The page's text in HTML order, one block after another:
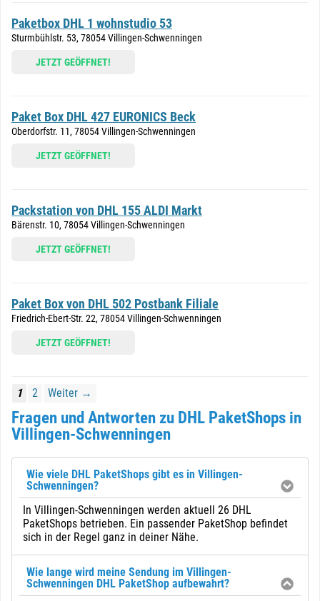
Paketbox DHL 1 wohnstudio 53
Sturmbühlstr. 53, 78054 Villingen-Schwenningen
JETZT GEÖFFNET!
Paket Box DHL 427 EURONICS Beck
Oberdorfstr. 11, 78054 Villingen-Schwenningen
JETZT GEÖFFNET!
Packstation von DHL 155 ALDI Markt
Bärenstr. 10, 78054 Villingen-Schwenningen
JETZT GEÖFFNET!
Paket Box von DHL 502 Postbank Filiale
Friedrich-Ebert-Str. 22, 78054 Villingen-Schwenningen
JETZT GEÖFFNET!
1 2 Weiter →
Fragen und Antworten zu DHL PaketShops in
Villingen-Schwenningen
Wie viele DHL PaketShops gibt es in Villingen-
Schwenningen?
In Villingen-Schwenningen werden aktuell 26 DHL
PaketShops betrieben. Ein passender PaketShop befindet
sich in der Regel ganz in deiner Nähe.
Wie lange wird meine Sendung im Villingen-
Schwenningen DHL PaketShop aufbewahrt?